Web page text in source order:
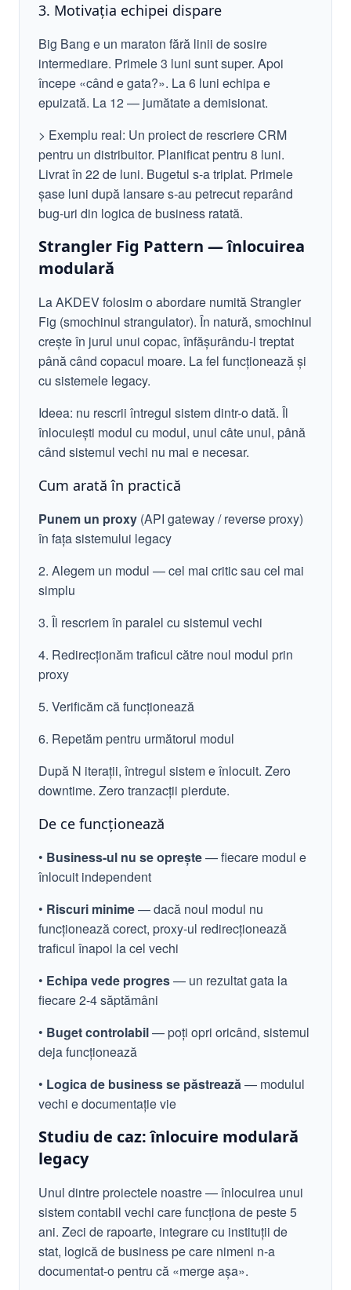
3. Motivația echipei dispare
Big Bang e un maraton fără linii de sosire
intermediare. Primele 3 luni sunt super. Apoi
începe «când e gata?». La 6 luni echipa e
epuizată. La 12 — jumătate a demisionat.
> Exemplu real: Un proiect de rescriere CRM
pentru un distribuitor. Planificat pentru 8 luni.
Livrat în 22 de luni. Bugetul s-a triplat. Primele
șase luni după lansare s-au petrecut reparând
bug-uri din logica de business ratată.
Strangler Fig Pattern — înlocuirea
modulară
La AKDEV folosim o abordare numită Strangler
Fig (smochinul strangulator). În natură, smochinul
crește în jurul unui copac, înfășurându-l treptat
până când copacul moare. La fel funcționează și
cu sistemele legacy.
Ideea: nu rescrii întregul sistem dintr-o dată. Îl
înlocuiești modul cu modul, unul câte unul, până
când sistemul vechi nu mai e necesar.
Cum arată în practică
Punem un proxy (API gateway / reverse proxy)
în fața sistemului legacy
2. Alegem un modul — cel mai critic sau cel mai
simplu
3. Îl rescriem în paralel cu sistemul vechi
4. Redirecționăm traficul către noul modul prin
proxy
5. Verificăm că funcționează
6. Repetăm pentru următorul modul
După N iterații, întregul sistem e înlocuit. Zero
downtime. Zero tranzacții pierdute.
De ce funcționează
• Business-ul nu se oprește— fiecare modul e
înlocuit independent
• Riscuri minime— dacă noul modul nu
funcționează corect, proxy-ul redirecționează
traficul înapoi la cel vechi
• Echipa vede progres— un rezultat gata la
fiecare 2-4 săptămâni
• Buget controlabil— poți opri oricând, sistemul
deja funcționează
• Logica de business se păstrează— modulul
vechi e documentație vie
Studiu de caz: înlocuire modulară
legacy
Unul dintre proiectele noastre — înlocuirea unui
sistem contabil vechi care funcționa de peste 5
ani. Zeci de rapoarte, integrare cu instituții de
stat, logică de business pe care nimeni n-a
documentat-o pentru că «merge așa».